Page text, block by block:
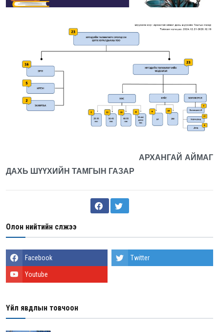
АРХАНГАЙ АЙМАГ
ДАХЬ ШҮҮХИЙН ТАМГЫН ГАЗАР
Олон нийтийн сүлжээ
Facebook Twitter
Youtube
Үйл явдлын товчоон